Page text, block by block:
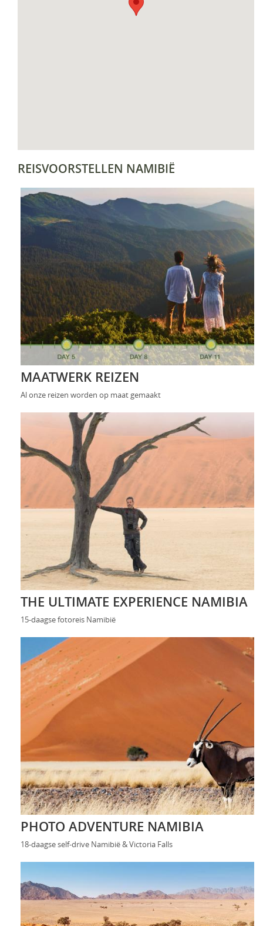
REISVOORSTELLEN NAMIBIË
MAATWERK REIZEN
Al onze reizen worden op maat gemaakt
THE ULTIMATE EXPERIENCE NAMIBIA
15-daagse fotoreis Namibië
PHOTO ADVENTURE NAMIBIA
18-daagse self-drive Namibië & Victoria Falls